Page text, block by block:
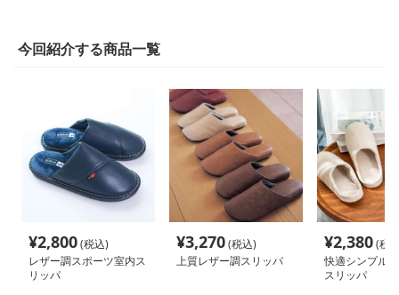
今回紹介する商品一覧
¥2,800(税込)
レザー調スポーツ室内ス
リッパ
¥3,270(税込)
上質レザー調スリッパ
¥2,380(税
快適シンプル
スリッパ